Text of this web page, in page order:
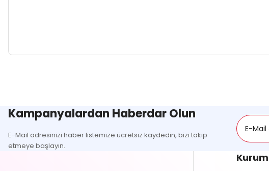
Kampanyalardan Haberdar Olun
E-Mail adresinizi haber listemize ücretsiz kaydedin, bizi takip
etmeye başlayın.